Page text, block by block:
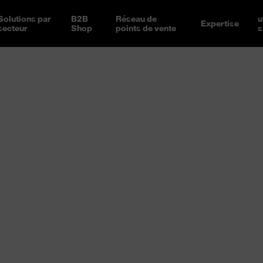
par
B2B
Shop
Réseau de
points de vente
Expertise